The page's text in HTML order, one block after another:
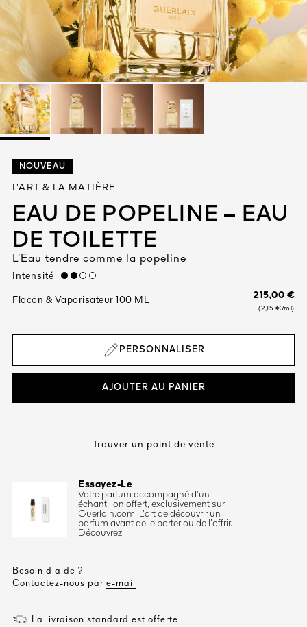
Tout voir
NOUVEAU
L’ART & LA MATIÈRE
EAU DE POPELINE – EAU
DE TOILETTE
L’Eau tendre comme la popeline
Intensité medium
Flacon & Vaporisateur 100 ML 215,00 €
(2,15 €/ml)
PERSONNALISER
AJOUTER AU PANIER
Trouver un point de vente
Essayez-Le
Votre parfum accompagné d’un
échantillon offert, exclusivement sur
Guerlain.com. L’art de découvrir un
parfum avant de le porter ou de l’offrir.
Découvrez
Besoin d'aide ?
Contactez-nous par e-mail
La livraison standard est offerte